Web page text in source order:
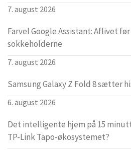
7. august 2026
Farvel Google Assistant: Aflivet
sokkeholderne
7. august 2026
Samsung Galaxy Z Fold 8 sætter
6. august 2026
Det intelligente hjem på 15
TP-Link Tapo-økosystemet?